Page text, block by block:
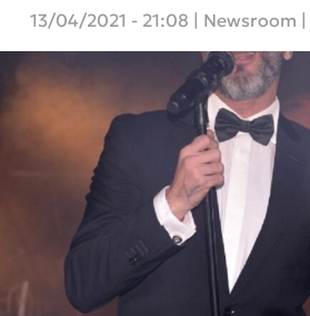
13/04/2021 - 21:08 Newsroom